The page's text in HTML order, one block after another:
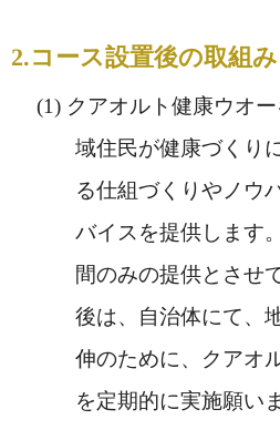
2.コース設置後の取組
クアオルト健康ウオ
域住民が健康づくり
る仕組づくりやノウ
バイスを提供します
間のみの提供とさせ
後は、自治体にて、
伸のために、クアオ
を定期的に実施願い